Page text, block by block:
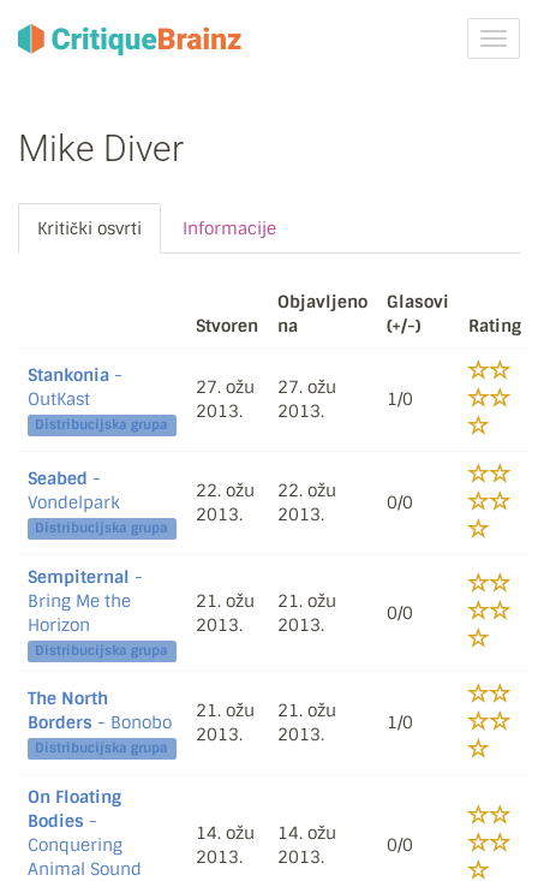
ili
Mike Diver
Kritički osvrti Informacije
Stvoren
Objavljeno
na
Glasovi
(+/-)
Rating
Stankonia -
OutKast
Distribucijska grupa
27. ožu
2013.
27. ožu
2013.
1/0
Seabed -
Vondelpark
Distribucijska grupa
22. ožu
2013.
22. ožu
2013.
0/0
Sempiternal -
Bring Me the
Horizon
Distribucijska grupa
21. ožu
2013.
21. ožu
2013.
0/0
The North
Borders - Bonobo
Distribucijska grupa
21. ožu
2013.
21. ožu
2013.
1/0
On Floating
Bodies -
Conquering
Animal Sound
14. ožu
2013.
14. ožu
2013.
0/0